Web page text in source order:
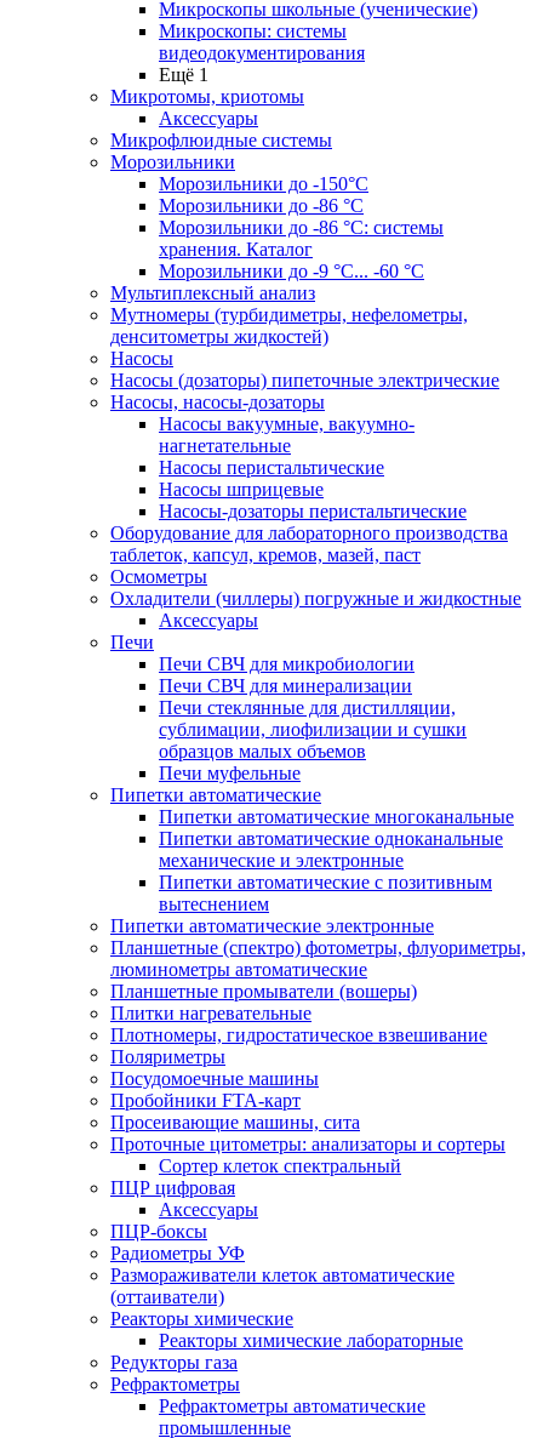
Микроскопы школьные (ученические)
Микроскопы: системы
видеодокументирования
Ещё 1
Микротомы, криотомы
Аксессуары
Микрофлюидные системы
Морозильники
Морозильники до -150°С
Морозильники до -86 °C
Морозильники до -86 °C: системы
хранения. Каталог
Морозильники до -9 °C... -60 °C
Мультиплексный анализ
Мутномеры (турбидиметры, нефелометры,
денситометры жидкостей)
Насосы
Насосы (дозаторы) пипеточные электрические
Насосы, насосы-дозаторы
Насосы вакуумные, вакуумно-
нагнетательные
Насосы перистальтические
Насосы шприцевые
Насосы-дозаторы перистальтические
Оборудование для лабораторного производства
таблеток, капсул, кремов, мазей, паст
Осмометры
Охладители (чиллеры) погружные и жидкостные
Аксессуары
Печи
Печи СВЧ для микробиологии
Печи СВЧ для минерализации
Печи стеклянные для дистилляции,
сублимации, лиофилизации и сушки
образцов малых объемов
Печи муфельные
Пипетки автоматические
Пипетки автоматические многоканальные
Пипетки автоматические одноканальные
механические и электронные
Пипетки автоматические с позитивным
вытеснением
Пипетки автоматические электронные
Планшетные (спектро) фотометры, флуориметры,
люминометры автоматические
Планшетные промыватели (вошеры)
Плитки нагревательные
Плотномеры, гидростатическое взвешивание
Поляриметры
Посудомоечные машины
Пробойники FTA-карт
Просеивающие машины, сита
Проточные цитометры: анализаторы и сортеры
Сортер клеток спектральный
ПЦР цифровая
Аксессуары
ПЦР-боксы
Радиометры УФ
Размораживатели клеток автоматические
(оттаиватели)
Реакторы химические
Реакторы химические лабораторные
Редукторы газа
Рефрактометры
Рефрактометры автоматические
промышленные